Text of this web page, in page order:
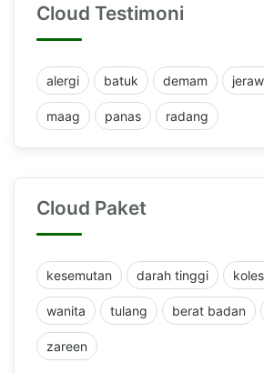
Cloud Testimoni
alergi batuk demam
maag panas radang
Cloud Paket
kesemutan darah tinggi
wanita tulang berat badan
zareen